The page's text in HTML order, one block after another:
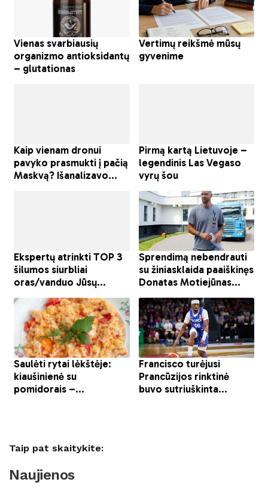
Taip pat skaitykite:
Naujienos